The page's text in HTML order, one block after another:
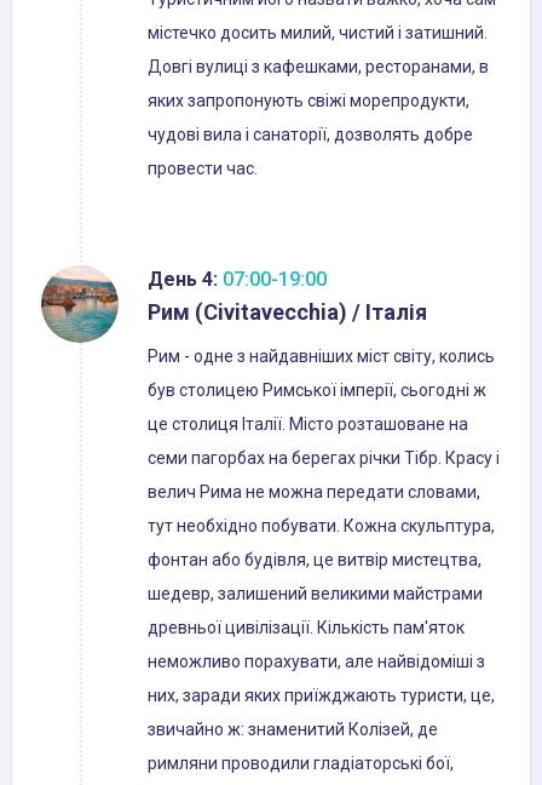
містечко досить милий, чистий і затишний.
Довгі вулиці з кафешками, ресторанами, в
яких запропонують свіжі морепродукти,
чудові вила і санаторії, дозволять добре
провести час.
День 4: 07:00-19:00
Рим (Civitavecchia) / Італія
Рим - одне з найдавніших міст світу, колись
був столицею Римської імперії, сьогодні ж
це столиця Італії. Місто розташоване на
семи пагорбах на берегах річки Тібр. Красу і
велич Рима не можна передати словами,
тут необхідно побувати. Кожна скульптура,
фонтан або будівля, це витвір мистецтва,
шедевр, залишений великими майстрами
древньої цивілізації. Кількість пам'яток
неможливо порахувати, але найвідоміші з
них, заради яких приїжджають туристи, це,
звичайно ж: знаменитий Колізей, де
римляни проводили гладіаторські бої,